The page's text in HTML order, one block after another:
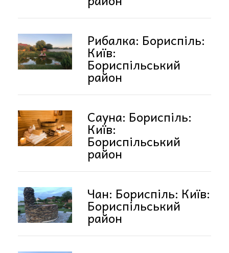
Рибалка: Бориспіль:
Київ:
Бориспільський
район
Сауна: Бориспіль:
Київ:
Бориспільський
район
Чан: Бориспіль: Київ:
Бориспільський
район